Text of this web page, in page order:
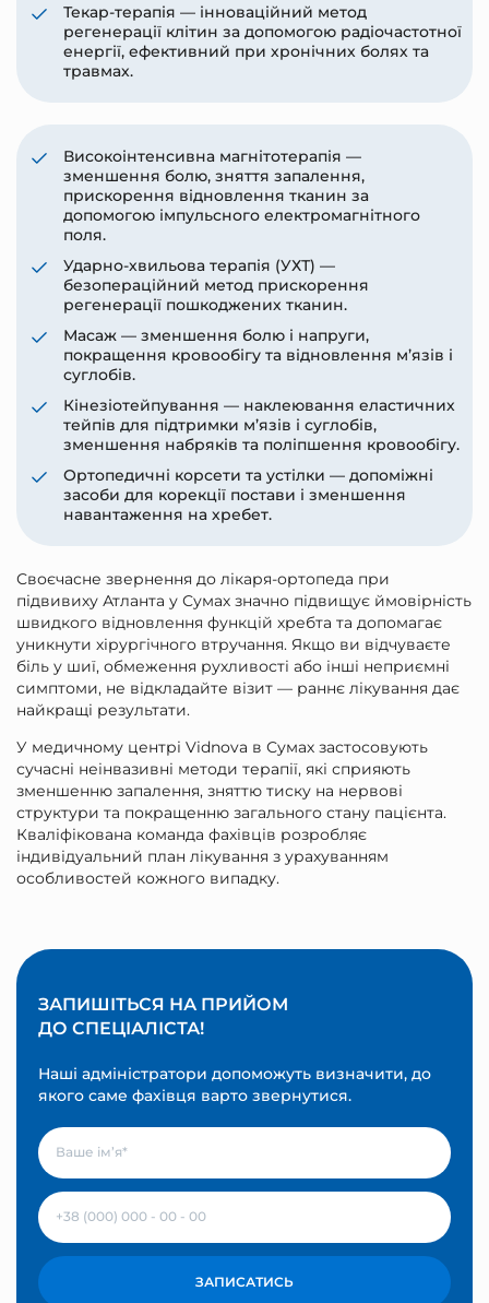
Текар-терапія — інноваційний метод
регенерації клітин за допомогою радіочастотної
енергії, ефективний при хронічних болях та
травмах.
Високоінтенсивна магнітотерапія —
зменшення болю, зняття запалення,
прискорення відновлення тканин за
допомогою імпульсного електромагнітного
поля.
Ударно-хвильова терапія (УХТ) —
безопераційний метод прискорення
регенерації пошкоджених тканин.
Масаж — зменшення болю і напруги,
покращення кровообігу та відновлення м’язів і
суглобів.
Кінезіотейпування — наклеювання еластичних
тейпів для підтримки м’язів і суглобів,
зменшення набряків та поліпшення кровообігу.
Ортопедичні корсети та устілки — допоміжні
засоби для корекції постави і зменшення
навантаження на хребет.
Своєчасне звернення до лікаря-ортопеда при
підвивиху Атланта у Сумах значно підвищує ймовірність
швидкого відновлення функцій хребта та допомагає
уникнути хірургічного втручання. Якщо ви відчуваєте
біль у шиї, обмеження рухливості або інші неприємні
симптоми, не відкладайте візит — раннє лікування дає
найкращі результати.
У медичному центрі Vidnova в Сумах застосовують
сучасні неінвазивні методи терапії, які сприяють
зменшенню запалення, зняттю тиску на нервові
структури та покращенню загального стану пацієнта.
Кваліфікована команда фахівців розробляє
індивідуальний план лікування з урахуванням
особливостей кожного випадку.
ЗАПИШІТЬСЯ НА ПРИЙОМ
ДО СПЕЦІАЛІСТА!
Наші адміністратори допоможуть визначити, до
якого саме фахівця варто звернутися.
ЗАПИСАТИСЬ